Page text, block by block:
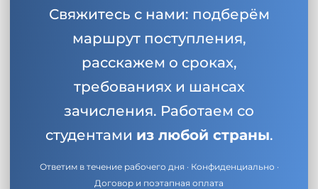
Свяжитесь с нами: подберём
маршрут поступления,
расскажем о сроках,
требованиях и шансах
зачисления. Работаем со
студентами из любой страны.
Ответим в течение рабочего дня · Конфиденциально ·
Договор и поэтапная оплата